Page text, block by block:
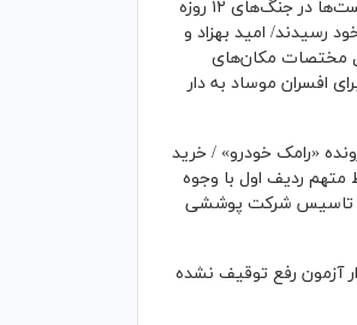
۲ عامل مهم صهیونیست‌ها در جنگ‌های ۱۲ روزه
خود رسیدند/ امید بهزاد و
مختصات مکان‌های
افسران موساد به دار
«رامک خودرو» / خرید
متهم ردیف اول با وجوه
تاسیس شرکت پوششی
آزمون رفع توقیف نشده